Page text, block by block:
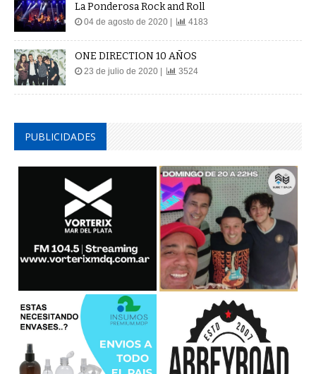
La Ponderosa Rock and Roll
04 de agosto de 2020 | 4183
ONE DIRECTION 10 AÑOS
23 de julio de 2020 | 3524
PUBLICIDADES